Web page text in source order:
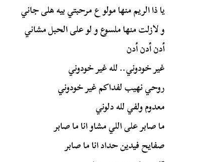
يا ذا الريم منها مولو ع مرحبتي بيه هلى جاني
و لازلت منها ملسوع و لو على الحبل مشاني
أدن أدن أدن
غير خودوني.. لله غير خودوني
روحي نهيب لفداكم غير خودوني
معدوم ولفي لله دلوني
ما صابر على اللي مشاو انا ما صابر
صفايح فيدين حداد انا ما صابر